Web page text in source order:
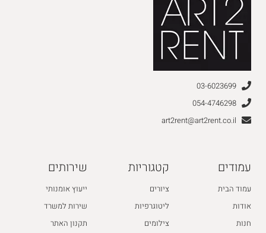
03-6023699
054-4746298
art2rent@art2rent.co.il
עמודים
עמוד הבית
אודות
חנות
קטגוריות
ציורים
ליטוגרפיות
צילומים
שירותים
ייעוץ אומנותי
שירות למשרד
תקנון האתר